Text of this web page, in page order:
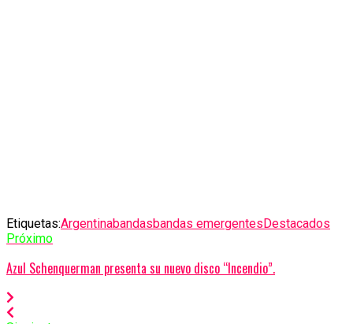
Etiquetas:Argentinabandasbandas emergentesDestacados
Próximo
Azul Schenquerman presenta su nuevo disco “Incendio”.